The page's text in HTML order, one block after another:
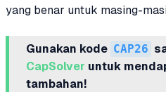
yang benar untuk masing-
Gunakan kode CAP26
CapSolver untuk
tambahan!